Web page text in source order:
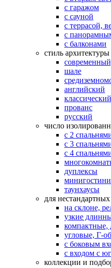
с гаражом
с сауной
с террасой,
с
с балконами
стиль архитектуры
шале
английский
классический
прованс
русский
число
с 2
с 3
с 4
дуплексы
таунхаусы
для нестандартных
на склоне,
узкие
компактные,
угловые, Г-
с боковым
с входом с
коллекции и